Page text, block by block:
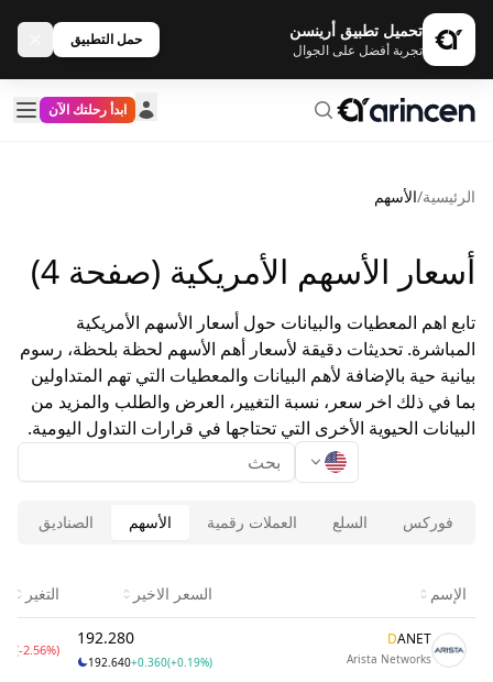
تحميل تطبيق أرينسن
تجربة أفضل على الجوال
حمل التطبيق
ابدأ رحلتك الآن
الرئيسية/الأسهم
أسعار الأسهم الأمريكية (صفحة 4)
تابع اهم المعطيات والبيانات حول أسعار الأسهم الأمريكية
المباشرة. تحديثات دقيقة لأسعار أهم الأسهم لحظة بلحظة، رسوم
بيانية حية بالإضافة لأهم البيانات والمعطيات التي تهم المتداولين
بما في ذلك اخر سعر، نسبة التغيير، العرض والطلب والمزيد من
البيانات الحيوية الأخرى التي تحتاجها في قرارات التداول اليومية.
فوركس السلع العملات رقمية الأسهم الصناديق
الإسم السعر الاخير التغير
ANET
D
Arista Networks
192.280
192.640+0.360(+0.19%)
(-2.56%)